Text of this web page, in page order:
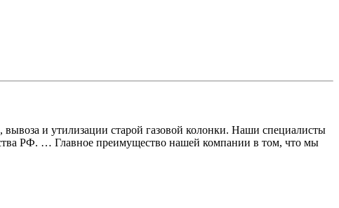
и утилизации старой газовой колонки. Наши специалисты
РФ. … Главное преимущество нашей компании в том, что мы